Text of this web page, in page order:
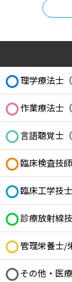
理学療法士（
作業療法士（
言語聴覚士（
臨床検査技師
臨床工学技士
診療放射線技
管理栄養士/
その他・医